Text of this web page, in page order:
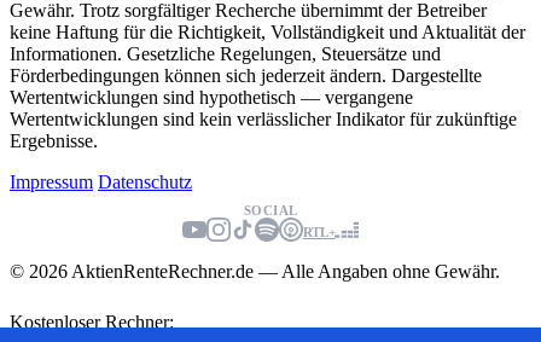
Gewähr. Trotz sorgfältiger Recherche übernimmt der Betreiber
keine Haftung für die Richtigkeit, Vollständigkeit und Aktualität der
Informationen. Gesetzliche Regelungen, Steuersätze und
Förderbedingungen können sich jederzeit ändern. Dargestellte
Wertentwicklungen sind hypothetisch — vergangene
Wertentwicklungen sind kein verlässlicher Indikator für zukünftige
Ergebnisse.
Impressum Datenschutz
SOCIAL
RTL+
© 2026 AktienRenteRechner.de — Alle Angaben ohne Gewähr.
Kostenloser Rechner: